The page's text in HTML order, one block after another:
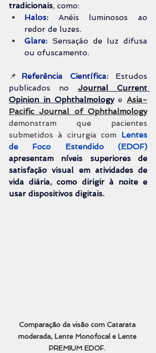
tradicionais, como:
Halos: Anéis luminosos ao
redor de luzes.
Glare: Sensação de luz difusa
ou ofuscamento.
📌 Referência Científica: Estudos
publicados no Journal Current
Opinion in Ophthalmology e Asia-
Pacific Journal of Ophthalmology
demonstram que pacientes
submetidos à cirurgia com Lentes
de Foco Estendido (EDOF)
apresentam níveis superiores de
satisfação visual em atividades de
vida diária, como dirigir à noite e
usar dispositivos digitais.
Comparação da visão com Catarata
moderada, Lente Monofocal e Lente
PREMIUM EDOF.